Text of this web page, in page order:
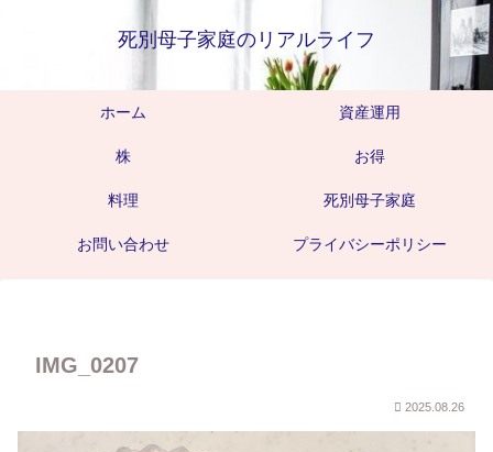
死別母子家庭のリアルライフ
ホーム 資産運用
株 お得
料理 死別母子家庭
お問い合わせ プライバシーポリシー
IMG_0207
2025.08.26